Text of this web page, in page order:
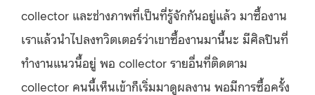
collector และช่างภาพที่เป็นที่รู้จักกันอยู่แล้ว มาซื้องาน
เราแล้วนำไปลงทวิตเตอร์ว่าเขาซื้องานมานี้นะ มีศิลปินที่
ทำงานแนวนี้อยู่ พอ collector รายอื่นที่ติดตาม
collector คนนี้เห็นเข้าก็เริ่มมาดูผลงาน พอมีการซื้อครั้ง